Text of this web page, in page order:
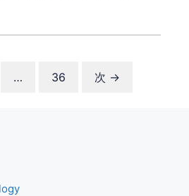
…
ペ
36 次 →